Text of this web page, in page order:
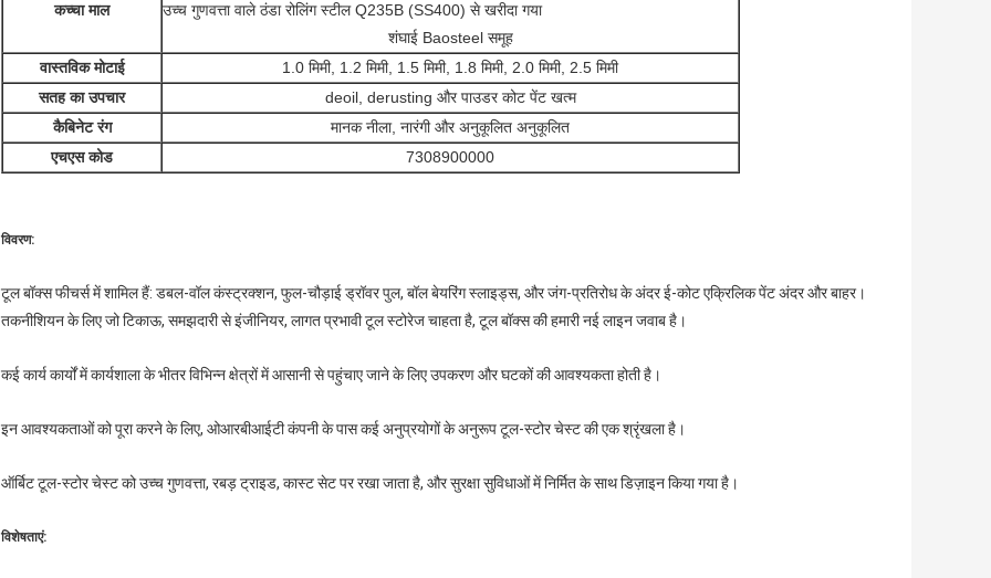
कच्चा माल
उच्च गुणवत्ता वाले ठंडा रोलिंग स्टील Q235B (SS400) से खरीदा गया
शंघाई Baosteel समूह
वास्तविक मोटाई
1.0 मिमी, 1.2 मिमी, 1.5 मिमी, 1.8 मिमी, 2.0 मिमी, 2.5 मिमी
सतह का उपचार
deoil, derusting और पाउडर कोट पेंट खत्म
कैबिनेट रंग
मानक नीला, नारंगी और अनुकूलित अनुकूलित
एचएस कोड
7308900000
विवरण:
टूल बॉक्स फीचर्स में शामिल हैं: डबल-वॉल कंस्ट्रक्शन, फुल-चौड़ाई ड्रॉवर पुल, बॉल बेयरिंग स्लाइड्स, और जंग-प्रतिरोध के अंदर ई-कोट एक्रिलिक पेंट अंदर और बाहर।
तकनीशियन के लिए जो टिकाऊ, समझदारी से इंजीनियर, लागत प्रभावी टूल स्टोरेज चाहता है, टूल बॉक्स की हमारी नई लाइन जवाब है।
कई कार्य कार्यों में कार्यशाला के भीतर विभिन्न क्षेत्रों में आसानी से पहुंचाए जाने के लिए उपकरण और घटकों की आवश्यकता होती है।
इन आवश्यकताओं को पूरा करने के लिए, ओआरबीआईटी कंपनी के पास कई अनुप्रयोगों के अनुरूप टूल-स्टोर चेस्ट की एक श्रृंखला है।
ऑर्बिट टूल-स्टोर चेस्ट को उच्च गुणवत्ता, रबड़ ट्राइड, कास्ट सेट पर रखा जाता है, और सुरक्षा सुविधाओं में निर्मित के साथ डिज़ाइन किया गया है।
विशेषताएं: